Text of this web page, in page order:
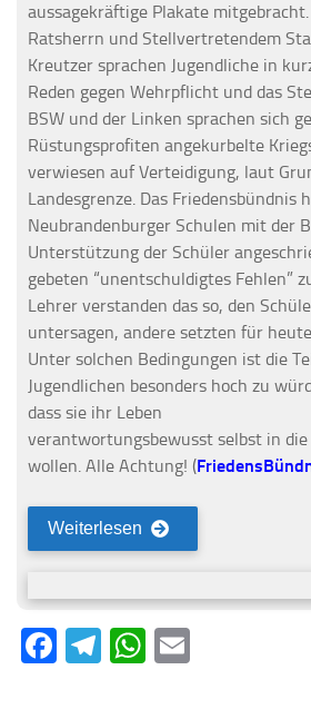
aussagekräftige Plakate
Ratsherrn und Stellvertretendem
Kreutzer sprachen Jugendliche in
Reden gegen Wehrpflicht und das
BSW und der Linken sprachen sich
Rüstungsprofiten angekurbelte
verwiesen auf Verteidigung, laut
Landesgrenze. Das Friedensbündnis
Neubrandenburger Schulen mit der
Unterstützung der Schüler
gebeten “unentschuldigtes Fehlen”
Lehrer verstanden das so, den
untersagen, andere setzten für
Unter solchen Bedingungen ist die
Jugendlichen besonders hoch zu
dass sie ihr Leben
verantwortungsbewusst selbst in die
wollen. Alle Achtung! (
Weiterlesen
Facebook
Telegram
WhatsApp